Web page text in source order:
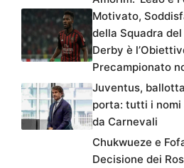
Motivato,
della Squadra del
Derby è
Precampionato
Juventus,
porta: tutti i nomi
da Carnevali
Chukwueze e
Decisione dei